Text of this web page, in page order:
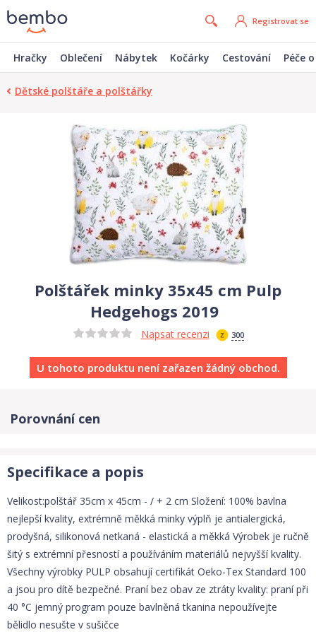
Registrovat se
Hračky Oblečení Nábytek Kočárky Cestování Péče
Dětské polštáře a polštářky
Polštářek minky 35x45 cm Pulp
Hedgehogs 2019
Napsat recenzi 300
U tohoto produktu není zařazen žádný obchod.
Porovnání cen
Specifikace a popis
Velikost:polštář 35cm x 45cm - / + 2 cm Složení: 100% bavlna
nejlepší kvality, extrémně měkká minky výplň je antialergická,
prodyšná, silikonová netkaná - elastická a měkká Výrobek je ručně
šitý s extrémní přesností a používáním materiálů nejvyšší kvality.
Všechny výrobky PULP obsahují certifikát Oeko-Tex Standard 100
a jsou pro dítě bezpečné. Praní bez obav ze ztráty kvality: praní při
40 °C jemný program pouze bavlněná tkanina nepoužívejte
bělidlo nesušte v sušičce